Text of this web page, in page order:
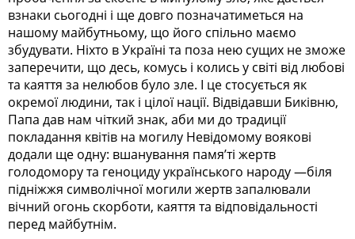
взнаки сьогодні і ще довго позначатиметься на
нашому майбутньому, що його спільно маємо
збудувати. Ніхто в Україні та поза нею сущих не зможе
заперечити, що десь, комусь і колись у світі від любові
та каяття за нелюбов було зле. І це стосується як
окремої людини, так і цілої нації. Відвідавши Биківню,
Папа дав нам чіткий знак, аби ми до традиції
покладання квітів на могилу Невідомому воякові
додали ще одну: вшанування памя’ті жертв
голодомору та геноциду українського народу —біля
підніжжя символічної могили жертв запалювали
вічний огонь скорботи, каяття та відповідальності
перед майбутнім.